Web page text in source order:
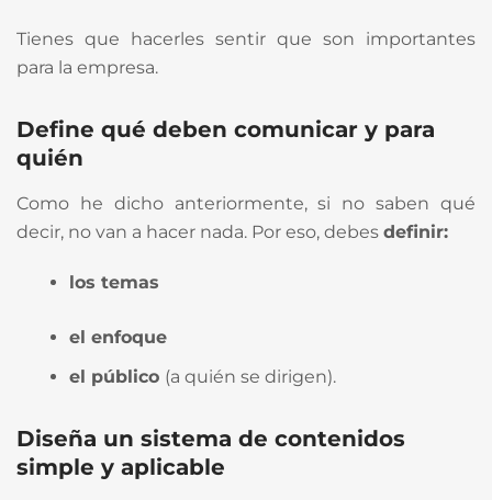
Tienes que hacerles sentir que son importantes
para la empresa.
Define qué deben comunicar y para
quién
Como he dicho anteriormente, si no saben qué
decir, no van a hacer nada. Por eso, debes definir:
los temas
el enfoque
el público (a quién se dirigen).
Diseña un sistema de contenidos
simple y aplicable